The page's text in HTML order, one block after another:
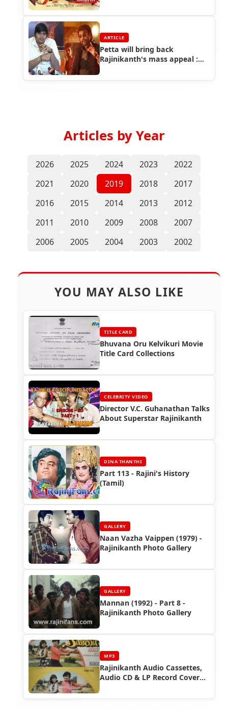
ARTICLE
Petta will bring back
Rajinikanth's mass appeal :
Articles by Year
2026 2025 2024 2023
2022
2021
2020 2019 2018
2017
2016
2015 2014 2013
2012
2011
2010 2009 2008
2007
2006
2005 2004 2003 2002
YOU MAY ALSO LIKE
TITLE CARD
Bhuvana Oru Kelvikuri Movie
Title Card Collections
CELEBRITY VIDEO
Director V.C. Guhanathan Talks
About Superstar Rajinikanth
DINA THANTHI
Part 113 - Rajini's History
(Tamil)
GALLERY
Naan Vazha Vaippen (1979) -
Rajinikanth Photo Gallery
GALLERY
Mannan (1992) - Part 8 -
Rajinikanth Photo Gallery
MP3
Rajinikanth Audio Cassettes,
Audio CD & LP Record Cover